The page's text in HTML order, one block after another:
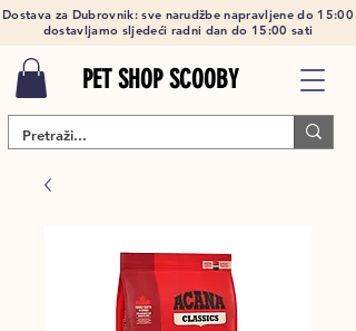
Dostava za Dubrovnik: sve narudžbe napravljene do 15:00
dostavljamo sljedeći radni dan do 15:00 sati
PET SHOP SCOOBY